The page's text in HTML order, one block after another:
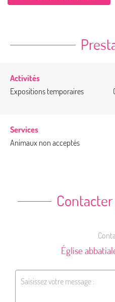
Activités
Expositions temporaires
Services
Animaux non acceptés
Église